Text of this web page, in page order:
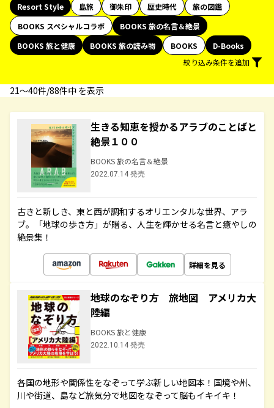
Resort Style
島旅 御朱印 歴史時代
旅の図鑑
BOOKS スペシャルコラボ
BOOKS 旅の名言＆絶景
BOOKS 旅と健康
BOOKS 旅の読み物 BOOKS
D-Books
絞り込み条件を追加
21〜40件/88件中 を表示
生きる知恵を授かるアラブのことばと
絶景１００
BOOKS 旅の名言＆絶景
2022.07.14 発売
古きと新しき、東と西が調和するオリエンタルな世界、アラ
ブ。「地球の歩き方」が贈る、人生を輝かせる名言と癒やしの
絶景集！
詳細を見る
地球のなぞり方 旅地図 アメリカ大
陸編
BOOKS 旅と健康
2022.10.14 発売
各国の地形や関係性をなぞって学ぶ新しい地図本！国境や州、
川や街道、島など旅気分で地図をなぞって脳もイキイキ！